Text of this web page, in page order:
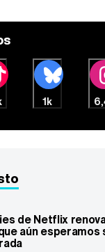
1k
de Netflix
aún esperamos